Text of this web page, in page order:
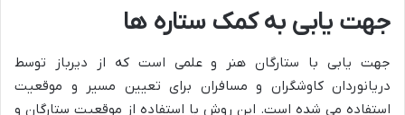
جهت یابی به کمک ستاره ها
جهت یابی با ستارگان هنر و علمی است که از دیرباز توسط
دریانوردان کاوشگران و مسافران برای تعیین مسیر و موقعیت
استفاده می شده است. این روش با استفاده از موقعیت ستارگان و